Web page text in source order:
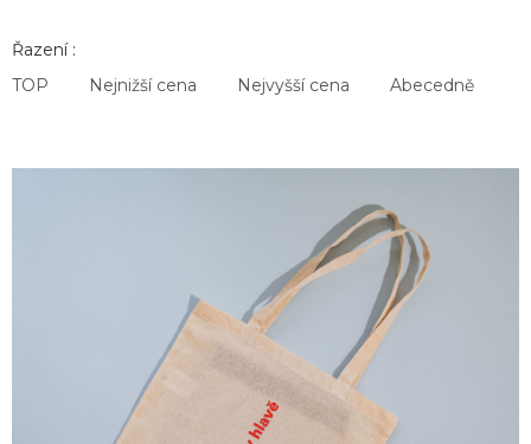
Řazení :
TOP
Nejnižší cena Nejvyšší cena Abecedně